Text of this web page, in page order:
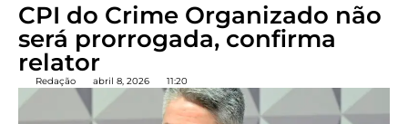
CPI do Crime Organizado não
será prorrogada, confirma
relator
Redação abril 8, 2026 11:20